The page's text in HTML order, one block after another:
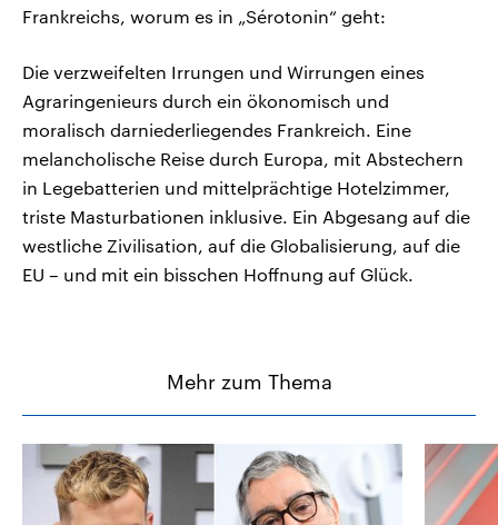
Frankreichs, worum es in „Sérotonin“ geht:
Die verzweifelten Irrungen und Wirrungen eines
Agraringenieurs durch ein ökonomisch und
moralisch darniederliegendes Frankreich. Eine
melancholische Reise durch Europa, mit Abstechern
in Legebatterien und mittelprächtige Hotelzimmer,
triste Masturbationen inklusive. Ein Abgesang auf die
westliche Zivilisation, auf die Globalisierung, auf die
EU – und mit ein bisschen Hoffnung auf Glück.
Mehr zum Thema